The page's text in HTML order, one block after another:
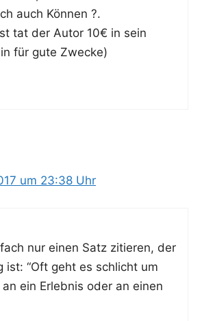
auch Können ?.
tat der Autor 10€ in sein
für gute Zwecke)
um 23:38 Uhr
nur einen Satz zitie­ren, der
ist: “Oft geht es schlicht um
ein Erleb­nis oder an einen